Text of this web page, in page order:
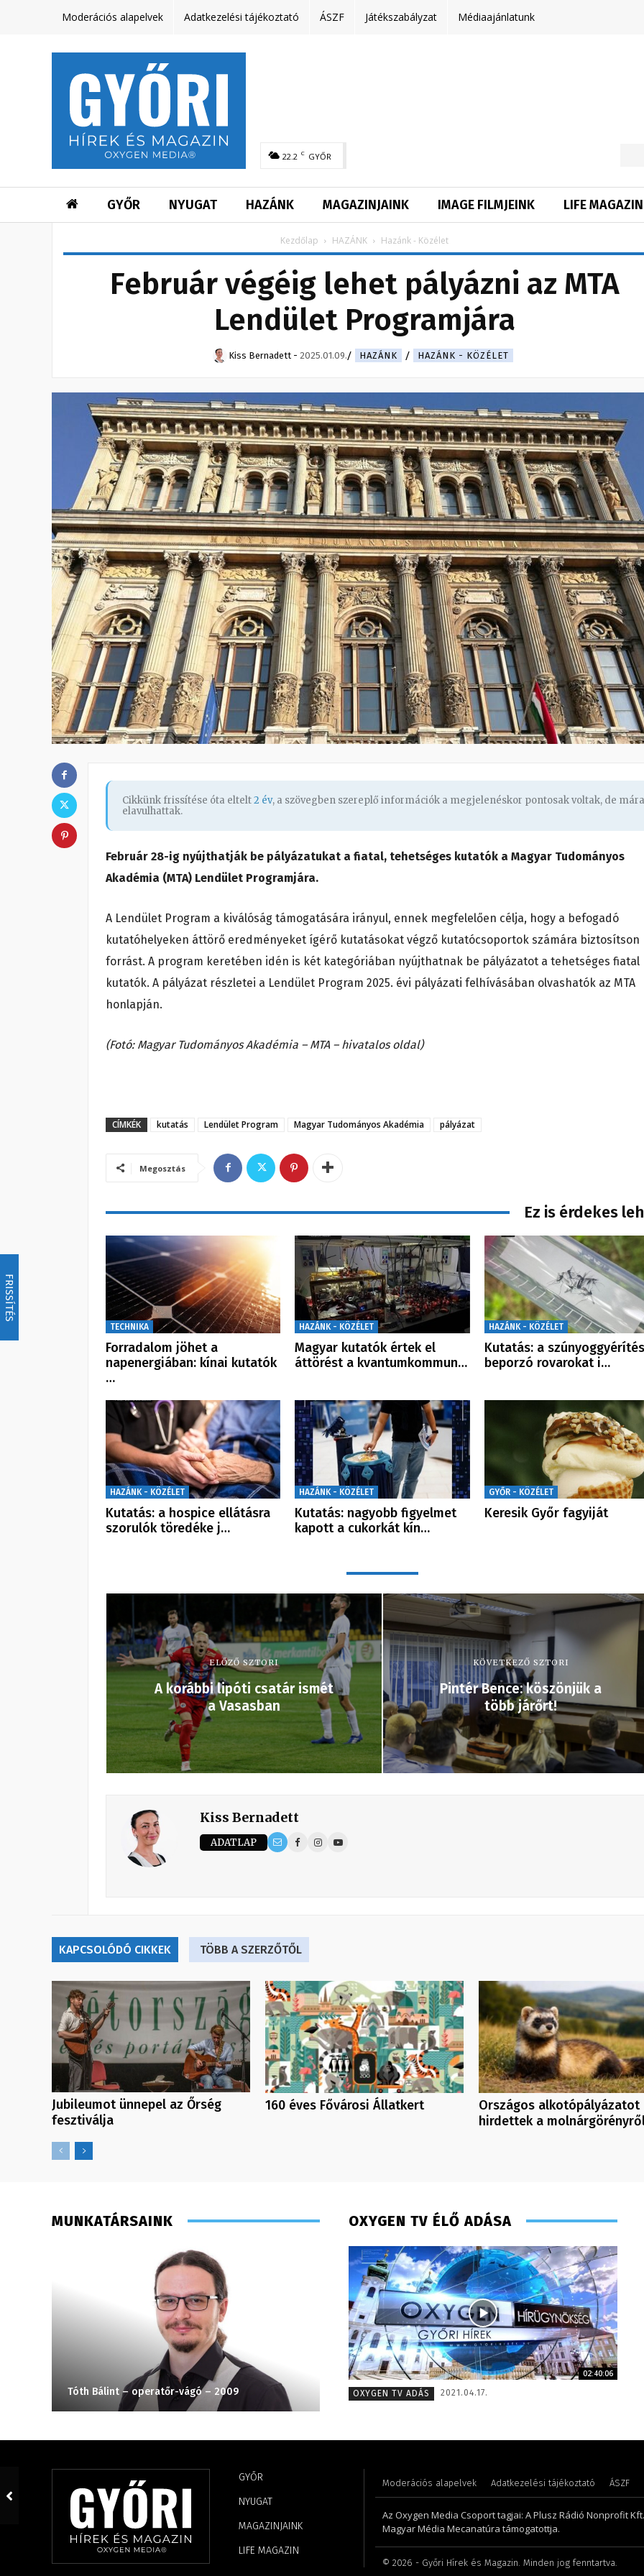
FRISSÍTÉS
Moderációs alapelvek Adatkezelési tájékoztató ÁSZF Játékszabályzat Médiaajánlatunk
22.2 C GYŐR
GYŐR NYUGAT HAZÁNK MAGAZINJAINK IMAGE FILMJEINK LIFE MAGAZIN
Kezdőlap HAZÁNK Hazánk - Közélet
Február végéig lehet pályázni az MTA
Lendület Programjára
Kiss Bernadett - 2025.01.09. HAZÁNK HAZÁNK - KÖZÉLET
Cikkünk frissítése óta eltelt2 év, a szövegben szereplő információk a megjelenéskor pontosak voltak, de mára
elavulhattak.
Február 28-ig nyújthatják be pályázatukat a fiatal, tehetséges kutatók a Magyar Tudományos
Akadémia (MTA) Lendület Programjára.
A Lendület Program a kiválóság támogatására irányul, ennek megfelelően célja, hogy a befogadó
kutatóhelyeken áttörő eredményeket ígérő kutatásokat végző kutatócsoportok számára biztosítson
forrást. A program keretében idén is két kategóriában nyújthatnak be pályázatot a tehetséges fiatal
kutatók. A pályázat részletei a Lendület Program 2025. évi pályázati felhívásában olvashatók az MTA
honlapján.
(Fotó: Magyar Tudományos Akadémia – MTA – hivatalos oldal)
CÍMKÉK kutatás Lendület Program Magyar Tudományos Akadémia pályázat
Megosztás
Ez is érdekes
TECHNIKA
Forradalom jöhet a
napenergiában: kínai kutatók
…
HAZÁNK - KÖZÉLET
Magyar kutatók értek el
áttörést a kvantumkommun…
HAZÁNK - KÖZÉLET
Kutatás: a
beporzó rovarokat i…
HAZÁNK - KÖZÉLET
Kutatás: a hospice ellátásra
szorulók töredéke j…
HAZÁNK - KÖZÉLET
Kutatás: nagyobb figyelmet
kapott a cukorkát kín…
GYŐR - KÖZÉLET
Keresik Győr fagyiját
ELŐZŐ SZTORI
A korábbi lipóti csatár ismét
a Vasasban
KÖVETKEZŐ SZTORI
Pintér Bence: köszönjük a
több járőrt!
Kiss Bernadett
ADATLAP
KAPCSOLÓDÓ CIKKEK TÖBB A SZERZŐTŐL
Jubileumot ünnepel az Őrség
fesztiválja
160 éves Fővárosi Állatkert
Országos alkotópályázatot
hirdettek a
MUNKATÁRSAINK
Tóth Bálint – operatőr-vágó – 2009 Pénzes Anikó – 2008
OXYGEN TV ÉLŐ ADÁSA
02:40:06
OXYGEN TV ADÁS
2021.04.17.
GYŐR
NYUGAT
MAGAZINJAINK
LIFE MAGAZIN
Moderációs alapelvek Adatkezelési tájékoztató ÁSZF
Az Oxygen Media Csoport tagjai: A Plusz Rádió Nonprofit
Magyar Média Mecanatúra támogatottja.
© 2026 - Győri Hírek és Magazin. Minden jog fenntartva.